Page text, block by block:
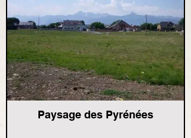
Paysage des Pyrénées